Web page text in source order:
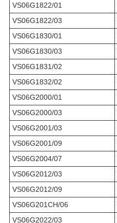
VS06G1822/01
VS06G1822/03
VS06G1830/01
VS06G1830/03
VS06G1831/02
VS06G1832/02
VS06G2000/01
VS06G2000/03
VS06G2001/03
VS06G2001/09
VS06G2004/07
VS06G2012/03
VS06G2012/09
VS06G201CH/06
VS06G2022/03